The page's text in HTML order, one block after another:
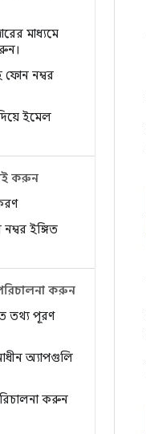
মাধ্যমে
ফোন নম্বর
ইমেল
করুন
ইঙ্গিত
করুন
তথ্য পূরণ
অ্যাপগুলি
করুন